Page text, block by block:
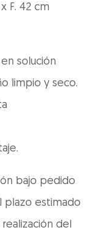
F. 42 cm
solución
limpio y seco.
bajo pedido
plazo estimado
del